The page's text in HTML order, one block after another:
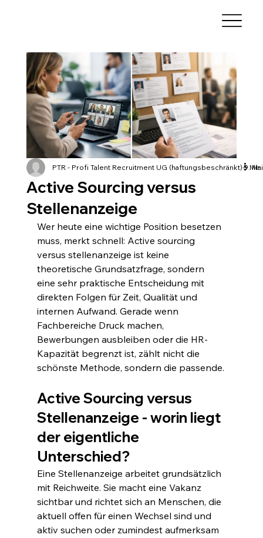
Active Sourcing versus
Stellenanzeige
PTR - Profi Talent Recruitment UG (haftungsbeschränkt)9. Mai
5
Wer heute eine wichtige Position besetzen
muss, merkt schnell: Active sourcing
versus stellenanzeige ist keine
theoretische Grundsatzfrage, sondern
eine sehr praktische Entscheidung mit
direkten Folgen für Zeit, Qualität und
internen Aufwand. Gerade wenn
Fachbereiche Druck machen,
Bewerbungen ausbleiben oder die HR-
Kapazität begrenzt ist, zählt nicht die
schönste Methode, sondern die passende.
Active Sourcing versus
Stellenanzeige - worin liegt
der eigentliche
Unterschied?
Eine Stellenanzeige arbeitet grundsätzlich
mit Reichweite. Sie macht eine Vakanz
sichtbar und richtet sich an Menschen, die
aktuell offen für einen Wechsel sind und
aktiv suchen oder zumindest aufmerksam